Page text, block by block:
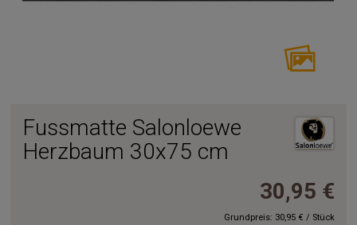
Fussmatte Salonloewe
Herzbaum 30x75 cm
30,95 €
Grundpreis: 30,95 € / Stück